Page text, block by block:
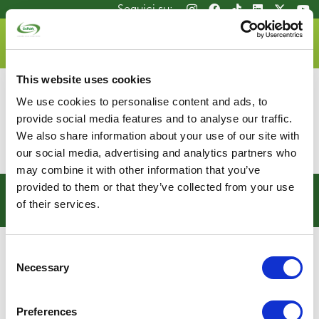
Salta
al
contenuto
principale
This website uses cookies
We use cookies to personalise content and ads, to
provide social media features and to analyse our traffic.
We also share information about your use of our site with
our social media, advertising and analytics partners who
may combine it with other information that you’ve
provided to them or that they’ve collected from your use
of their services.
Selection
Necessary
Preferences
Seguici su:
una frequenza di ritiro adeguata ai flussi di rifiuti
prodotti, è essenzialemonitorare attentamente la
qualità della raccolta, mantenere una buona
collaborazione tra gestore e cittadini.
Seguici su: